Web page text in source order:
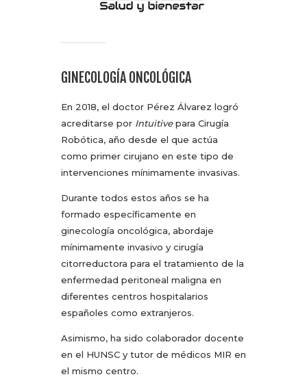
GINECOLOGÍA ONCOLÓGICA
En 2018, el doctor Pérez Álvarez logró
acreditarse por Intuitivepara Cirugía
Robótica, año desde el que actúa
como primer cirujano en este tipo de
intervenciones mínimamente invasivas.
Durante todos estos años se ha
formado específicamente en
ginecología oncológica, abordaje
mínimamente invasivo y cirugía
citorreductora para el tratamiento de la
enfermedad peritoneal maligna en
diferentes centros hospitalarios
españoles como extranjeros.
Asimismo, ha sido colaborador docente
en el HUNSC y tutor de médicos MIR en
el mismo centro.